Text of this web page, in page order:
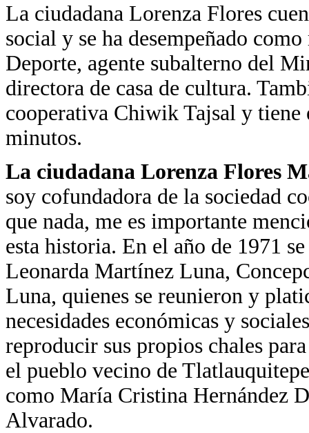
La ciudadana Lorenza Flores
social y se ha desempeñado
Deporte, agente subalterno del
directora de casa de cultura.
cooperativa Chiwik Tajsal y tiene
minutos.
La ciudadana Lorenza Flores
soy cofundadora de la sociedad
que nada, me es importante
esta historia. En el año de 1971
Leonarda Martínez Luna,
Luna, quienes se reunieron y
necesidades económicas y
reproducir sus propios chales
el pueblo vecino de
como María Cristina Hernández
Alvarado.